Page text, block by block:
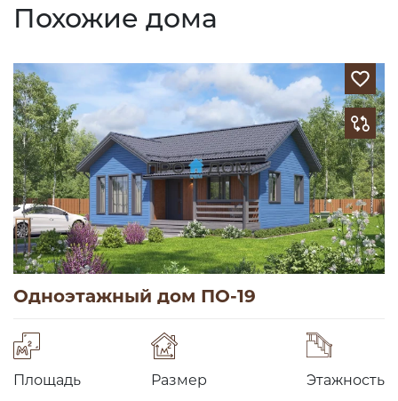
Похожие дома
Одноэтажный дом ПО-19
Площадь Размер Этажность